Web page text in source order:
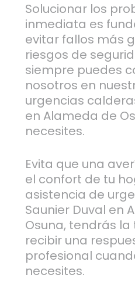
Solucionar los
inmediata es
evitar fallos más
riesgos de
siempre puedes
nosotros en
urgencias
en Alameda de
necesites.
Evita que una
el confort de tu
asistencia de
Saunier Duval en
Osuna, tendrás
recibir una
profesional
necesites.